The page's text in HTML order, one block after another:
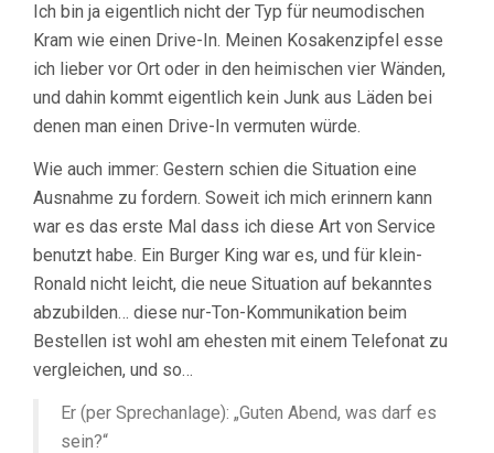
Ich bin ja eigentlich nicht der Typ für neumodischen
Kram wie einen Drive-In. Meinen Kosakenzipfel esse
ich lieber vor Ort oder in den heimischen vier Wänden,
und dahin kommt eigentlich kein Junk aus Läden bei
denen man einen Drive-In vermuten würde.
Wie auch immer: Gestern schien die Situation eine
Ausnahme zu fordern. Soweit ich mich erinnern kann
war es das erste Mal dass ich diese Art von Service
benutzt habe. Ein Burger King war es, und für klein-
Ronald nicht leicht, die neue Situation auf bekanntes
abzubilden… diese nur-Ton-Kommunikation beim
Bestellen ist wohl am ehesten mit einem Telefonat zu
vergleichen, und so…
Er (per Sprechanlage): „Guten Abend, was darf es
sein?“